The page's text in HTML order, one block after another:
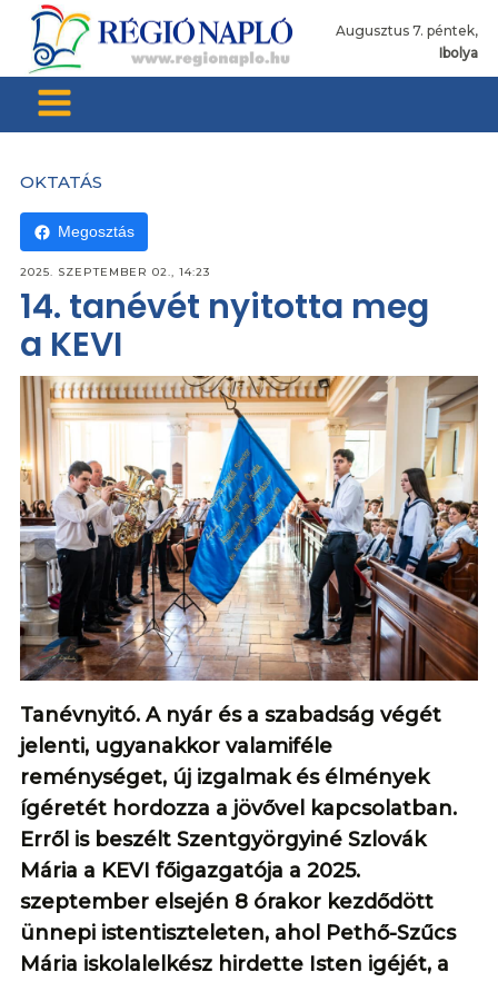
Augusztus 7. péntek,
Ibolya
OKTATÁS
Megosztás
2025. SZEPTEMBER 02., 14:23
14. tanévét nyitotta meg
a KEVI
Tanévnyitó. A nyár és a szabadság végét
jelenti, ugyanakkor valamiféle
reménységet, új izgalmak és élmények
ígéretét hordozza a jövővel kapcsolatban.
Erről is beszélt Szentgyörgyiné Szlovák
Mária a KEVI főigazgatója a 2025.
szeptember elsején 8 órakor kezdődött
ünnepi istentiszteleten, ahol Pethő-Szűcs
Mária iskolalelkész hirdette Isten igéjét, a